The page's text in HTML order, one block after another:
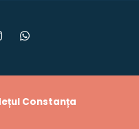
Constanța